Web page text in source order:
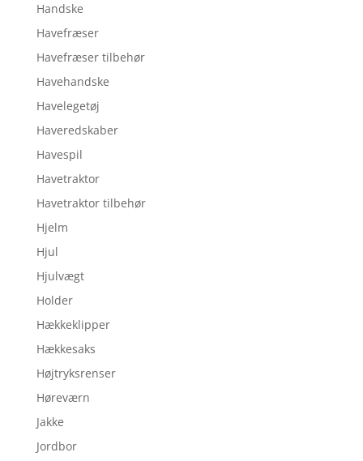
Handske
Havefræser
Havefræser tilbehør
Havehandske
Havelegetøj
Haveredskaber
Havespil
Havetraktor
Havetraktor tilbehør
Hjelm
Hjul
Hjulvægt
Holder
Hækkeklipper
Hækkesaks
Højtryksrenser
Høreværn
Jakke
Jordbor